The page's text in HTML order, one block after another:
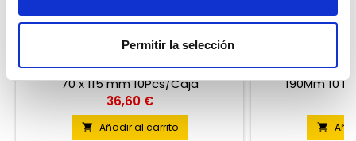
Permitir la selección
PARCHE 70 X 115 MM
Reseña(s):0
Parche para cubierta de neumático
70 x 115 mm 10Pcs/Caja
Precio
36,60 €
 Añadir al carrito
Parche para
190Mm 10
